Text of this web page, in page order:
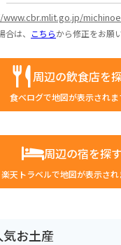
は、 こちらから修正をお願
周辺の飲食店を
食べログで地図が表示されま
周辺の宿を探す
楽天トラベルで地図が表示され
お土産